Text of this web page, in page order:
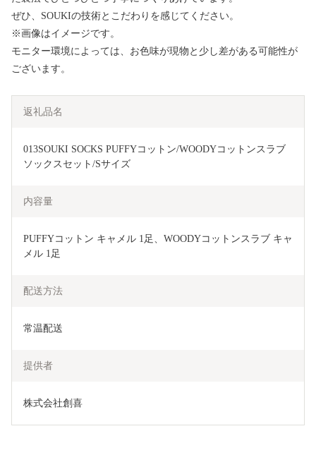
ぜひ、SOUKIの技術とこだわりを感じてください。
※画像はイメージです。
モニター環境によっては、お色味が現物と少し差がある可能性が
ございます。
返礼品名
013SOUKI SOCKS PUFFYコットン/WOODYコットンスラブ
ソックスセット/Sサイズ
内容量
PUFFYコットン キャメル 1足、WOODYコットンスラブ キャ
メル 1足
配送方法
常温配送
提供者
株式会社創喜